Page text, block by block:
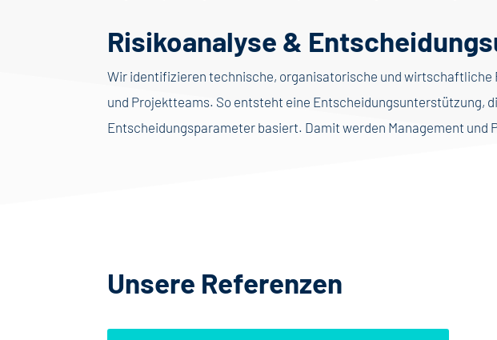
Risikoanalyse &
Wir identifizieren technische, organisatorische und wirtschaftliche
und Projektteams. So entsteht eine Entscheidungsunterstützung,
Entscheidungsparameter basiert. Damit werden Management
Unsere Referenzen